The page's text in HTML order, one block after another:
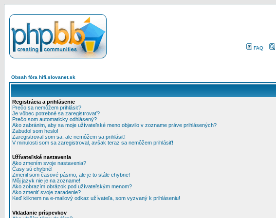
FAQ
Obsah fóra hifi.slovanet.sk
Registrácia a prihlásenie
Prečo sa nemôžem prihlásiť?
Je vôbec potrebné sa zaregistrovať?
Prečo som automaticky odhlásený?
Ako zabránim, aby sa moje užívateľské meno objavilo v zozname práve prihlásených?
Zabudol som heslo!
Zaregistroval som sa, ale nemôžem sa prihlásiť!
V minulosti som sa zaregistroval, avšak teraz sa nemôžem prihlásiť!
Užívateľské nastavenia
Ako zmením svoje nastavenia?
Časy sú chybné!
Zmenil som časové pásmo, ale je to stále chybne!
Môj jazyk nie je na zozname!
Ako zobrazím obrázok pod užívateľským menom?
Ako zmeniť svoje zaradenie?
Keď kliknem na e-mailový odkaz užívateľa, som vyzvaný k prihláseniu!
Vkladanie príspevkov